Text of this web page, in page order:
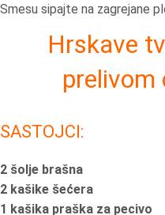
Smesu sipajte na zagrejane
Hrskave
prelivom
SASTOJCI:
2 šolje brašna
2 kašike šećera
1 kašika praška za pecivo